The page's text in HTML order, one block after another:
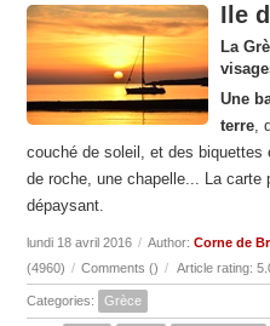
Ile
La
Une
terre,
couché de soleil, et des biquettes
de roche, une chapelle... La
dépaysant.
lundi 18 avril 2016 / Author:Corne de
(4960) / Comments () / Article rating:
Categories: Grèce